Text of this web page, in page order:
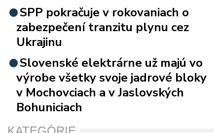
SPP pokračuje v rokovaniach o
zabezpečení tranzitu plynu cez
Ukrajinu
Slovenské elektrárne už majú vo
výrobe všetky svoje jadrové bloky
v Mochovciach a v Jaslovských
Bohuniciach